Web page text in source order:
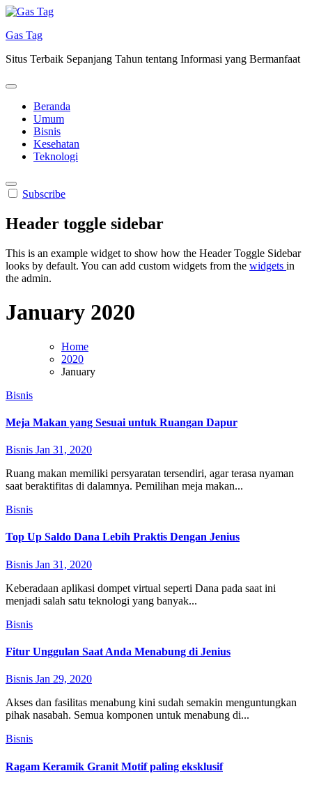
Skip
content
Gas Tag
Situs Terbaik Sepanjang Tahun tentang Informasi yang Bermanfaat
Beranda
Umum
Bisnis
Kesehatan
Teknologi
Subscribe
Header toggle sidebar
This is an example widget to show how the Header Toggle Sidebar
looks by default. You can add custom widgets from the widgets in
the admin.
January 2020
Home
2020
January
Bisnis
Meja Makan yang Sesuai untuk Ruangan Dapur
Bisnis Jan 31, 2020
Ruang makan memiliki persyaratan tersendiri, agar terasa nyaman
saat beraktifitas di dalamnya. Pemilihan meja makan...
Bisnis
Top Up Saldo Dana Lebih Praktis Dengan Jenius
Bisnis Jan 31, 2020
Keberadaan aplikasi dompet virtual seperti Dana pada saat ini
menjadi salah satu teknologi yang banyak...
Bisnis
Fitur Unggulan Saat Anda Menabung di Jenius
Bisnis Jan 29, 2020
Akses dan fasilitas menabung kini sudah semakin menguntungkan
pihak nasabah. Semua komponen untuk menabung di...
Bisnis
Ragam Keramik Granit Motif paling eksklusif